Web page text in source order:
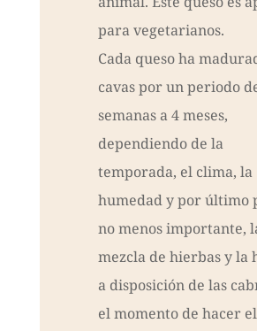
para vegetarianos.
Cada queso ha
cavas por un periodo
semanas a 4 meses,
dependiendo de la
temporada, el clima, la
humedad y por último
no menos importante,
mezcla de hierbas y la
a disposición de las
el momento de hacer el